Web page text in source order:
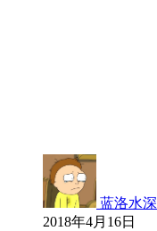
蓝洛水深
2018年4月16日